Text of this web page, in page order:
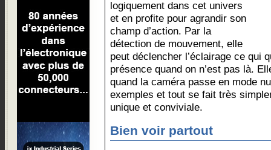
logiquement dans cet univers
et en profite pour agrandir son
champ d’action. Par la
détection de mouvement, elle
peut déclencher l’éclairage ce qui
présence quand on n’est pas là.
quand la caméra passe en mode
exemples et tout se fait très
unique et conviviale.
Bien voir partout